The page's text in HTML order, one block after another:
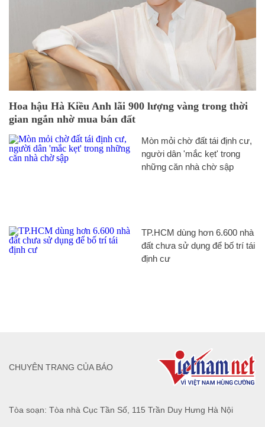
Hoa hậu Hà Kiều Anh lãi 900 lượng vàng trong thời
gian ngắn nhờ mua bán đất
Mòn mỏi chờ đất tái định cư,
người dân 'mắc kẹt' trong
những căn nhà chờ sập
TP.HCM dùng hơn 6.600 nhà
đất chưa sử dụng để bố trí tái
định cư
Tòa soạn: Tòa nhà Cục Tần Số, 115 Trần Duy Hưng Hà Nội
CHUYÊN TRANG CỦA BÁO